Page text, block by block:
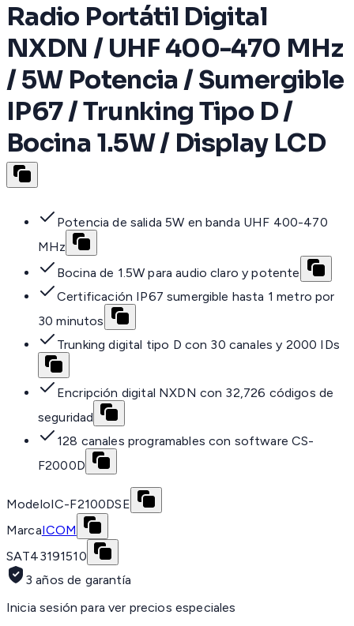
Radio Portátil Digital
NXDN / UHF 400-470 MHz
/ 5W Potencia / Sumergible
IP67 / Trunking Tipo D /
Bocina 1.5W / Display LCD
Potencia de salida 5W en banda UHF 400-470
MHz
Bocina de 1.5W para audio claro y potente
Certificación IP67 sumergible hasta 1 metro por
30 minutos
Trunking digital tipo D con 30 canales y 2000 IDs
Encripción digital NXDN con 32,726 códigos de
seguridad
128 canales programables con software CS-
F2000D
ModeloIC-F2100DSE
MarcaICOM
SAT43191510
3 años de garantía
Inicia sesión para ver precios especiales